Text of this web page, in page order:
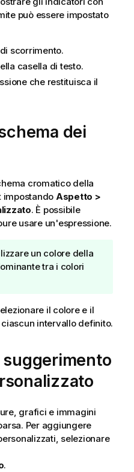
può essere impostato
scorrimento.
casella di testo.
che restituisca il
dei
cromatico della
impostando Aspetto >
. È possibile
usare un'espressione.
un colore della
tra i colori
il colore e il
intervallo definito.
grafici e immagini
Per aggiungere
selezionare
.